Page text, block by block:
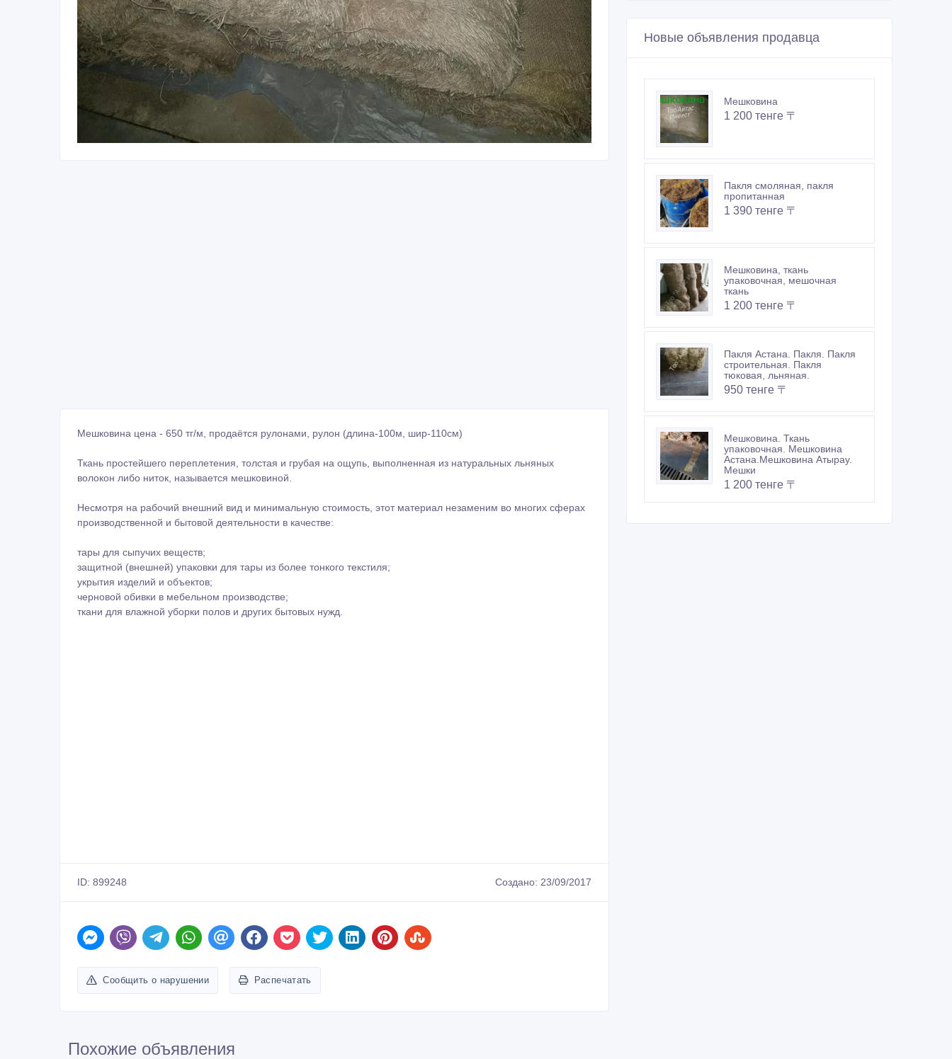
Мешковина цена - 650 тг/м, продаётся рулонами, рулон (длина-100м, шир-110см)
Ткань простейшего переплетения, толстая и грубая на ощупь, выполненная из натуральных льняных
волокон либо ниток, называется мешковиной.
Несмотря на рабочий внешний вид и минимальную стоимость, этот материал незаменим во многих сферах
производственной и бытовой деятельности в качестве:
тары для сыпучих веществ;
защитной (внешней) упаковки для тары из более тонкого текстиля;
укрытия изделий и объектов;
черновой обивки в мебельном производстве;
ткани для влажной уборки полов и других бытовых нужд.
ID: 899248 Создано: 23/09/2017
Сообщить о нарушении Распечатать
Новые объявления продавца
Мешковина
1 200 тенге 〒
Пакля смоляная, пакля
пропитанная
1 390 тенге 〒
Мешковина, ткань
упаковочная, мешочная
ткань
1 200 тенге 〒
Пакля Астана. Пакля. Пакля
строительная. Пакля
тюковая, льняная.
950 тенге 〒
Мешковина. Ткань
упаковочная. Мешковина
Астана.Мешковина Атырау.
Мешки
1 200 тенге 〒
Похожие объявления